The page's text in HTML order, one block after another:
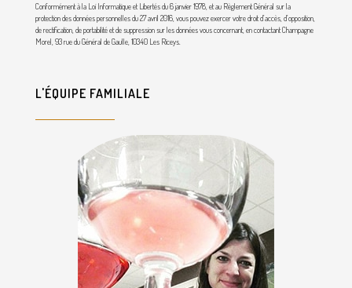
Conformément à la Loi Informatique et Libertés du 6 janvier 1978, et au Règlement Général sur la
protection des données personnelles du 27 avril 2016, vous pouvez exercer votre droit d’accès, d’opposition,
de rectification, de portabilité et de suppression sur les données vous concernant, en contactant Champagne
Morel, 93 rue du Général de Gaulle, 10340 Les Riceys.
L'ÉQUIPE FAMILIALE